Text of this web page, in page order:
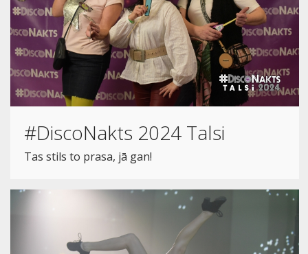
#DiscoNakts 2024 Talsi
Tas stils to prasa, jā gan!